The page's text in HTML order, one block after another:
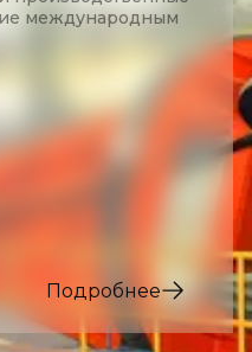
международным
Подробнее